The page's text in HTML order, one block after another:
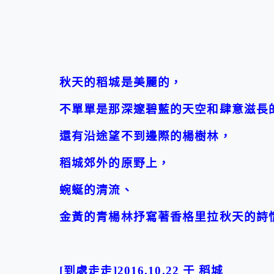
秋天的稻城是美麗的，
不單單是那深邃碧藍的天空和肆意滋長
還有沿途望不到邊際的楊樹林，
稻城郊外的原野上，
蜿蜒的清流、
金黃的青楊林抒寫著香格里拉秋天的詩
[到處走走]2016.10.22 于 稻城